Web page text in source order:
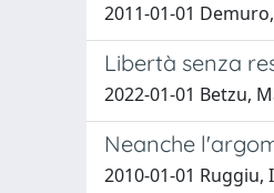
2011-01-01
Libertà senza
2022-01-01 Betzu,
Neanche
2010-01-01 Ruggiu,